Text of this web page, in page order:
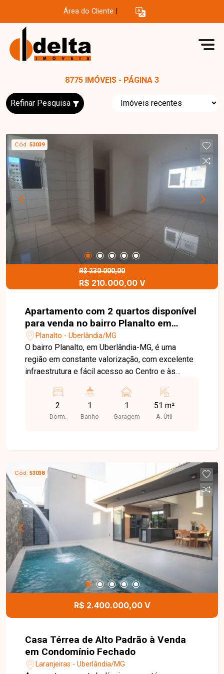
Área do Cliente
8775 IMÓVEIS - PÁGINA 3
Refinar Pesquisa
Cód. 53039
R$ 230.000,00
R$ 210.000,00 V
Apartamento com 2 quartos disponível
para venda no bairro Planalto em
Uberlândia-MG
Planalto - Uberlândia/MG
O bairro Planalto, em Uberlândia-MG, é uma
região em constante valorização, com excelente
infraestrutura e fácil acesso ao Centro e às
supermercados, escolas, farmácias e diversos
comércios, oferece praticidade, conforto e
qualidade de vida para seus moradores.
em blindex, cozinha americana com armários
planejados, lavanderia independente e 01 vaga
de garagem. O condomínio dispõe de elevador,
portaria digital e quiosque com churrasqueira,
proporcionando mais segurança, lazer e
comodidade para o dia a dia. Entre em contato
para mais informações e agende uma visita para
conhecer este excelente apartamento.
2
Dorm.
1
Banho
1
Garagem
51 m²
A. Útil
Cód. 53038
R$ 2.400.000,00 V
Casa Térrea de Alto Padrão à Venda
em Condomínio Fechado
Laranjeiras - Uberlândia/MG